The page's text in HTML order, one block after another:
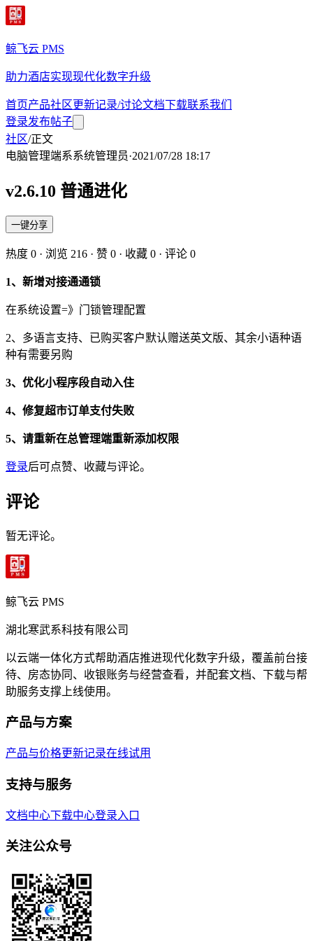
鲸飞云 PMS
助力酒店实现现代化数字升级
首页产品社区更新记录/讨论文档下载联系我们
登录发布帖子
社区/正文
电脑管理端系系统管理员·2021/07/28 18:17
v2.6.10 普通进化
一键分享
热度 0 · 浏览 216 · 赞 0 · 收藏 0 · 评论 0
1、新增对接通通锁
在系统设置=》门锁管理配置
2、多语言支持、已购买客户默认赠送英文版、其余小语种语
种有需要另购
3、优化小程序段自动入住
4、修复超市订单支付失败
5、请重新在总管理端重新添加权限
登录后可点赞、收藏与评论。
评论
暂无评论。
鲸飞云 PMS
湖北寒武系科技有限公司
以云端一体化方式帮助酒店推进现代化数字升级，覆盖前台接
待、房态协同、收银账务与经营查看，并配套文档、下载与帮
助服务支撑上线使用。
产品与方案
产品与价格更新记录在线试用
支持与服务
文档中心下载中心登录入口
关注公众号